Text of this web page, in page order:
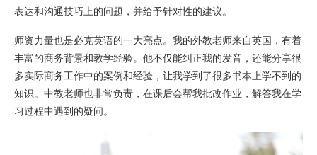
表达和沟通技巧上的问题，并给予针对性的建议。
师资力量也是必克英语的一大亮点。我的外教老师来自英国，有着
丰富的商务背景和教学经验。他不仅能纠正我的发音，还能分享很
多实际商务工作中的案例和经验，让我学到了很多书本上学不到的
知识。中教老师也非常负责，在课后会帮我批改作业，解答我在学
习过程中遇到的疑问。